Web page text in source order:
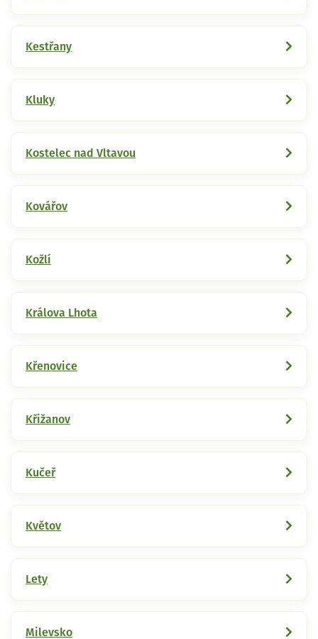
Kestřany
Kluky
Kostelec nad Vltavou
Kovářov
Kožlí
Králova Lhota
Křenovice
Křižanov
Kučeř
Květov
Lety
Milevsko